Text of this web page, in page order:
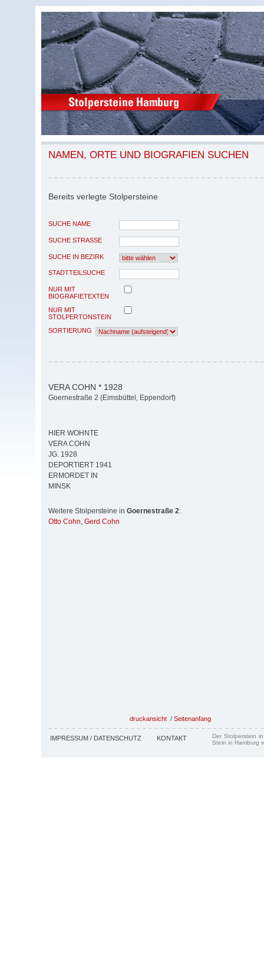
NAMEN, ORTE UND BIOGRAFIEN SUCHEN
Bereits verlegte Stolpersteine
SUCHE NAME
SUCHE STRASSE
SUCHE IN BEZIRK
STADTTEILSUCHE
NUR MIT
BIOGRAFIETEXTEN
NUR MIT
STOLPERTONSTEIN
SORTIERUNG
VERA COHN * 1928
Goernestraße 2 (Eimsbüttel, Eppendorf)
HIER WOHNTE
VERA COHN
JG. 1928
DEPORTIERT 1941
ERMORDET IN
MINSK
Weitere Stolpersteine in Goernestraße 2:
Otto Cohn, Gerd Cohn
druckansicht / Seitenanfang
IMPRESSUM / DATENSCHUTZ KONTAKT
Der Stolperstein
Stein in Hamburg